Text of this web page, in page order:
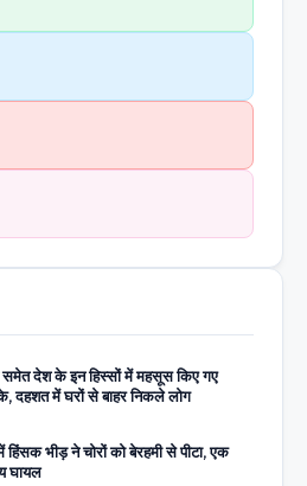
समेत देश के इन हिस्सों में महसूस किए गए
में घरों से बाहर निकले लोग
हिंसक भीड़ ने चोरों को बेरहमी से पीटा, एक
घायल